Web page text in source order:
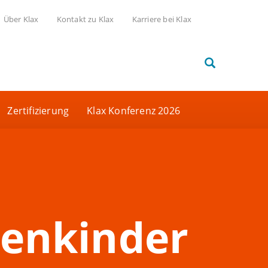
Zertifizierung Klax Konferenz 2026
Karriere bei Klax
Kontakt zu Klax
Über Klax